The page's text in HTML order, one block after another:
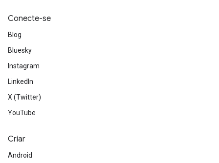
Conecte-se
Blog
Bluesky
Instagram
LinkedIn
X (Twitter)
YouTube
Criar
Android